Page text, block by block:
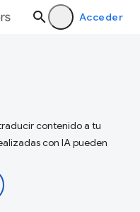
Acceder
contenido a tu
con IA pueden